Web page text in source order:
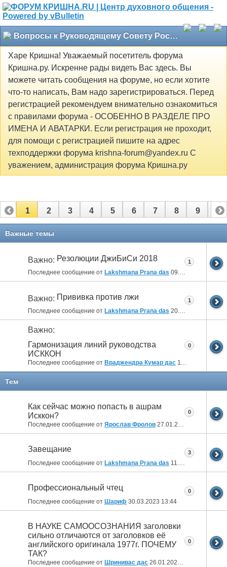
Вопросы к Руководящему Совету Российского общества сознания Кришны
Харе Кришна! Уважаемый посетитель форума
Кришна.ру. Искренне рады видеть Вас здесь. Вы
можете читать сообщения на форуме, но если хотите
что-то написать, Вам надо зарегистрироваться. Перед
регистрацией рекомендуем внимательно ознакомиться
с правилами форума - ОСОБЕННО В РАЗДЕЛЕ ПРО
ИМЕНА И АВАТАРКИ. Если регистрация не проходит,
для помощи с регистрацией пишите на адрес
техподдержки форума krishna-forum@yandex.ru С
уважением, администрация форума Кришна.ру
1 2 3 4 5 6 7 8 9 10
11 12
Важные темы
Важно: Резолюции ДжиБиСи 2018
Последнее сообщение от Lakshmana Prana das 09.04.2018 10:14
1
Важно: Прививка против лжи
Последнее сообщение от Lakshmana Prana das 20.10.2014 12:14
1
Важно:
Гармонизация линий руководства
ИСККОН
Последнее сообщение от Враджендра Кумар дас 11.07.2012
0
Тем
Как сейчас можно попасть в ашрам
Исккон?
Последнее сообщение от Ярослав Фролов 27.01.2025
0
Завещание
Последнее сообщение от Lakshmana Prana das 11.08.2024 11:03
3
Профессиональный чтец
Последнее сообщение от Шариф 30.03.2023 13:44
0
В НАУКЕ САМООСОЗНАНИЯ заголовки
сильно отличаются от заголовков её
английского оригинала 1977г. ПОЧЕМУ
ТАК?
Последнее сообщение от Шринивас дас 26.01.2023 13:55
0